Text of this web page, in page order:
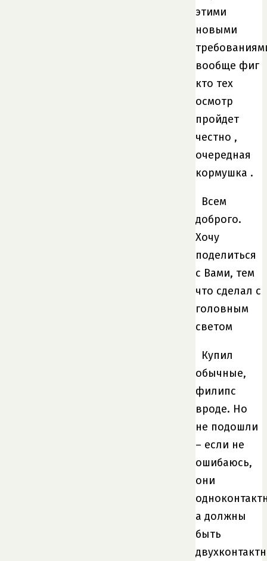
этими
новыми
вообще фиг
кто тех
осмотр
пройдет
честно ,
очередная
кормушка .
Всем
доброго.
Хочу
поделиться
с Вами, тем
что сделал с
головным
светом
Купил
обычные,
филипс
вроде. Но
не подошли
– если не
ошибаюсь,
они
а должны
быть